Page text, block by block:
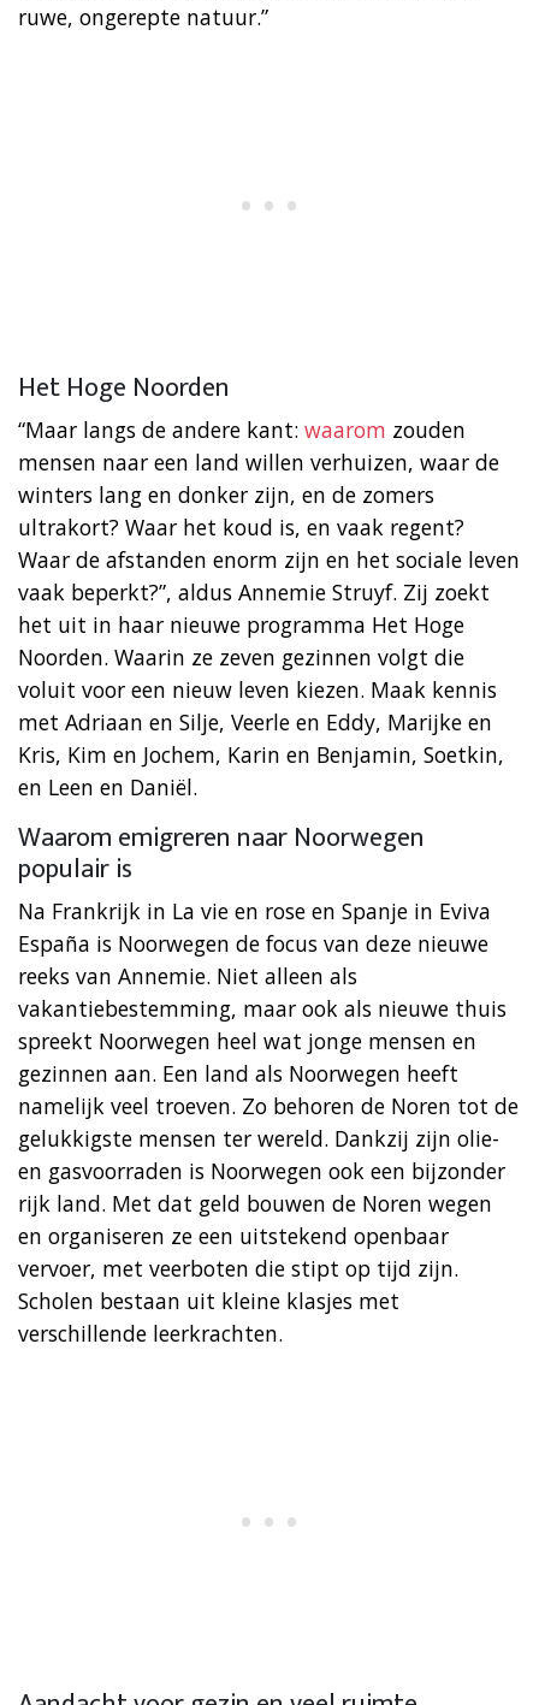
ruwe, ongerepte natuur.”
Het Hoge Noorden
“Maar langs de andere kant: waarom zouden
mensen naar een land willen verhuizen, waar de
winters lang en donker zijn, en de zomers
ultrakort? Waar het koud is, en vaak regent?
Waar de afstanden enorm zijn en het sociale leven
vaak beperkt?”, aldus Annemie Struyf. Zij zoekt
het uit in haar nieuwe programma Het Hoge
Noorden. Waarin ze zeven gezinnen volgt die
voluit voor een nieuw leven kiezen. Maak kennis
met Adriaan en Silje, Veerle en Eddy, Marijke en
Kris, Kim en Jochem, Karin en Benjamin, Soetkin,
en Leen en Daniël.
Waarom emigreren naar Noorwegen
populair is
Na Frankrijk in La vie en rose en Spanje in Eviva
España is Noorwegen de focus van deze nieuwe
reeks van Annemie. Niet alleen als
vakantiebestemming, maar ook als nieuwe thuis
spreekt Noorwegen heel wat jonge mensen en
gezinnen aan. Een land als Noorwegen heeft
namelijk veel troeven. Zo behoren de Noren tot de
gelukkigste mensen ter wereld. Dankzij zijn olie-
en gasvoorraden is Noorwegen ook een bijzonder
rijk land. Met dat geld bouwen de Noren wegen
en organiseren ze een uitstekend openbaar
vervoer, met veerboten die stipt op tijd zijn.
Scholen bestaan uit kleine klasjes met
verschillende leerkrachten.